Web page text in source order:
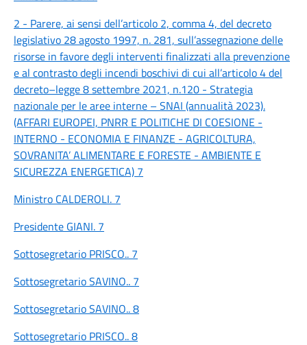
2 - Parere, ai sensi dell’articolo 2, comma 4, del decreto
legislativo 28 agosto 1997, n. 281, sull’assegnazione delle
risorse in favore degli interventi finalizzati alla prevenzione
e al contrasto degli incendi boschivi di cui all’articolo 4 del
decreto–legge 8 settembre 2021, n.120 - Strategia
nazionale per le aree interne – SNAI (annualità 2023).
(AFFARI EUROPEI, PNRR E POLITICHE DI COESIONE -
INTERNO - ECONOMIA E FINANZE - AGRICOLTURA,
SOVRANITA’ ALIMENTARE E FORESTE - AMBIENTE E
SICUREZZA ENERGETICA) 7
Ministro CALDEROLI. 7
Presidente GIANI. 7
Sottosegretario PRISCO.. 7
Sottosegretario SAVINO.. 7
Sottosegretario SAVINO.. 8
Sottosegretario PRISCO.. 8